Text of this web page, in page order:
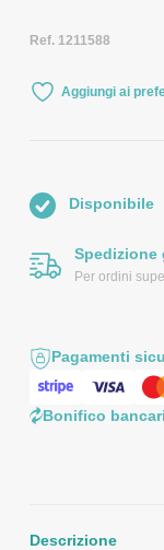
Ref. 1211588
Aggiungi ai
Disponibile
Spedizione
Per ordini
Pagamenti
Bonifico
Descrizione